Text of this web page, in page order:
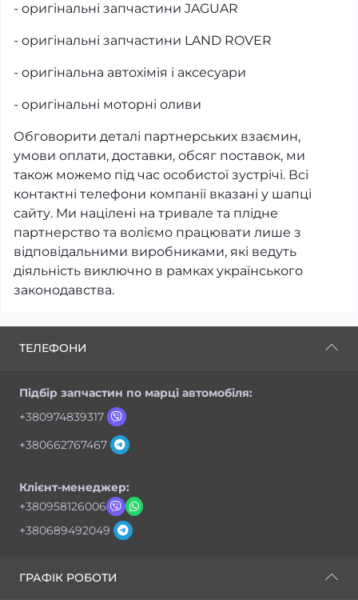
- оригінальні запчастини JAGUAR
- оригінальні запчастини LAND ROVER
- оригінальна автохімія і аксесуари
- оригінальні моторні оливи
Обговорити деталі партнерських взаємин,
умови оплати, доставки, обсяг поставок, ми
також можемо під час особистої зустрічі. Всі
контактні телефони компанії вказані у шапці
сайту. Ми націлені на тривале та плідне
партнерство та воліємо працювати лише з
відповідальними виробниками, які ведуть
діяльність виключно в рамках українського
законодавства.
ТЕЛЕФОНИ
Підбір запчастин по марці автомобіля:
+380974839317
+380662767467
Клієнт-менеджер:
+380958126006
+380689492049
ГРАФІК РОБОТИ